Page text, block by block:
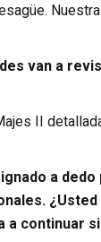
van a
II
a
a continuar